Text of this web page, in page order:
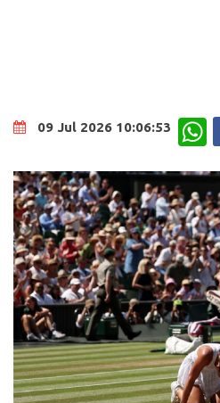
09 Jul 2026 10:06:53